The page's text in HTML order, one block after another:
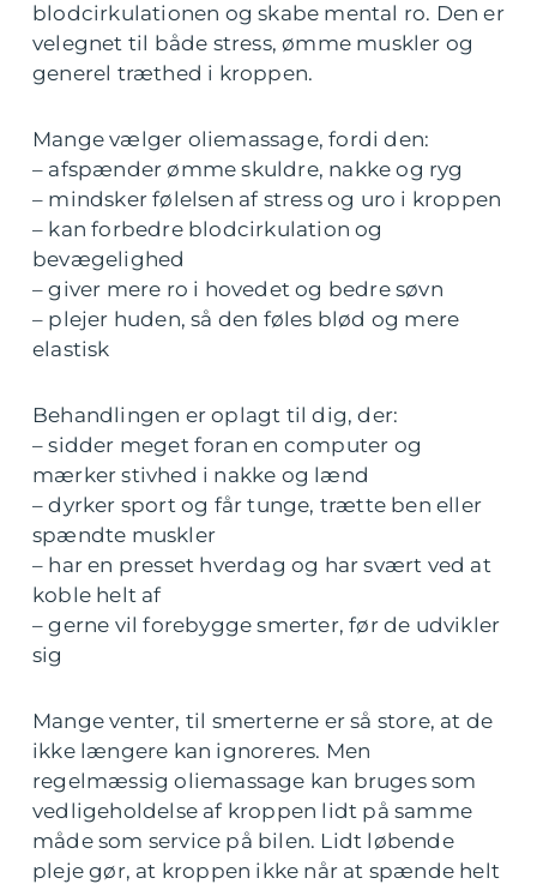
blodcirkulationen og skabe mental ro. Den er
velegnet til både stress, ømme muskler og
generel træthed i kroppen.
Mange vælger oliemassage, fordi den:
– afspænder ømme skuldre, nakke og ryg
– mindsker følelsen af stress og uro i kroppen
– kan forbedre blodcirkulation og
bevægelighed
– giver mere ro i hovedet og bedre søvn
– plejer huden, så den føles blød og mere
elastisk
Behandlingen er oplagt til dig, der:
– sidder meget foran en computer og
mærker stivhed i nakke og lænd
– dyrker sport og får tunge, trætte ben eller
spændte muskler
– har en presset hverdag og har svært ved at
koble helt af
– gerne vil forebygge smerter, før de udvikler
sig
Mange venter, til smerterne er så store, at de
ikke længere kan ignoreres. Men
regelmæssig oliemassage kan bruges som
vedligeholdelse af kroppen lidt på samme
måde som service på bilen. Lidt løbende
pleje gør, at kroppen ikke når at spænde helt